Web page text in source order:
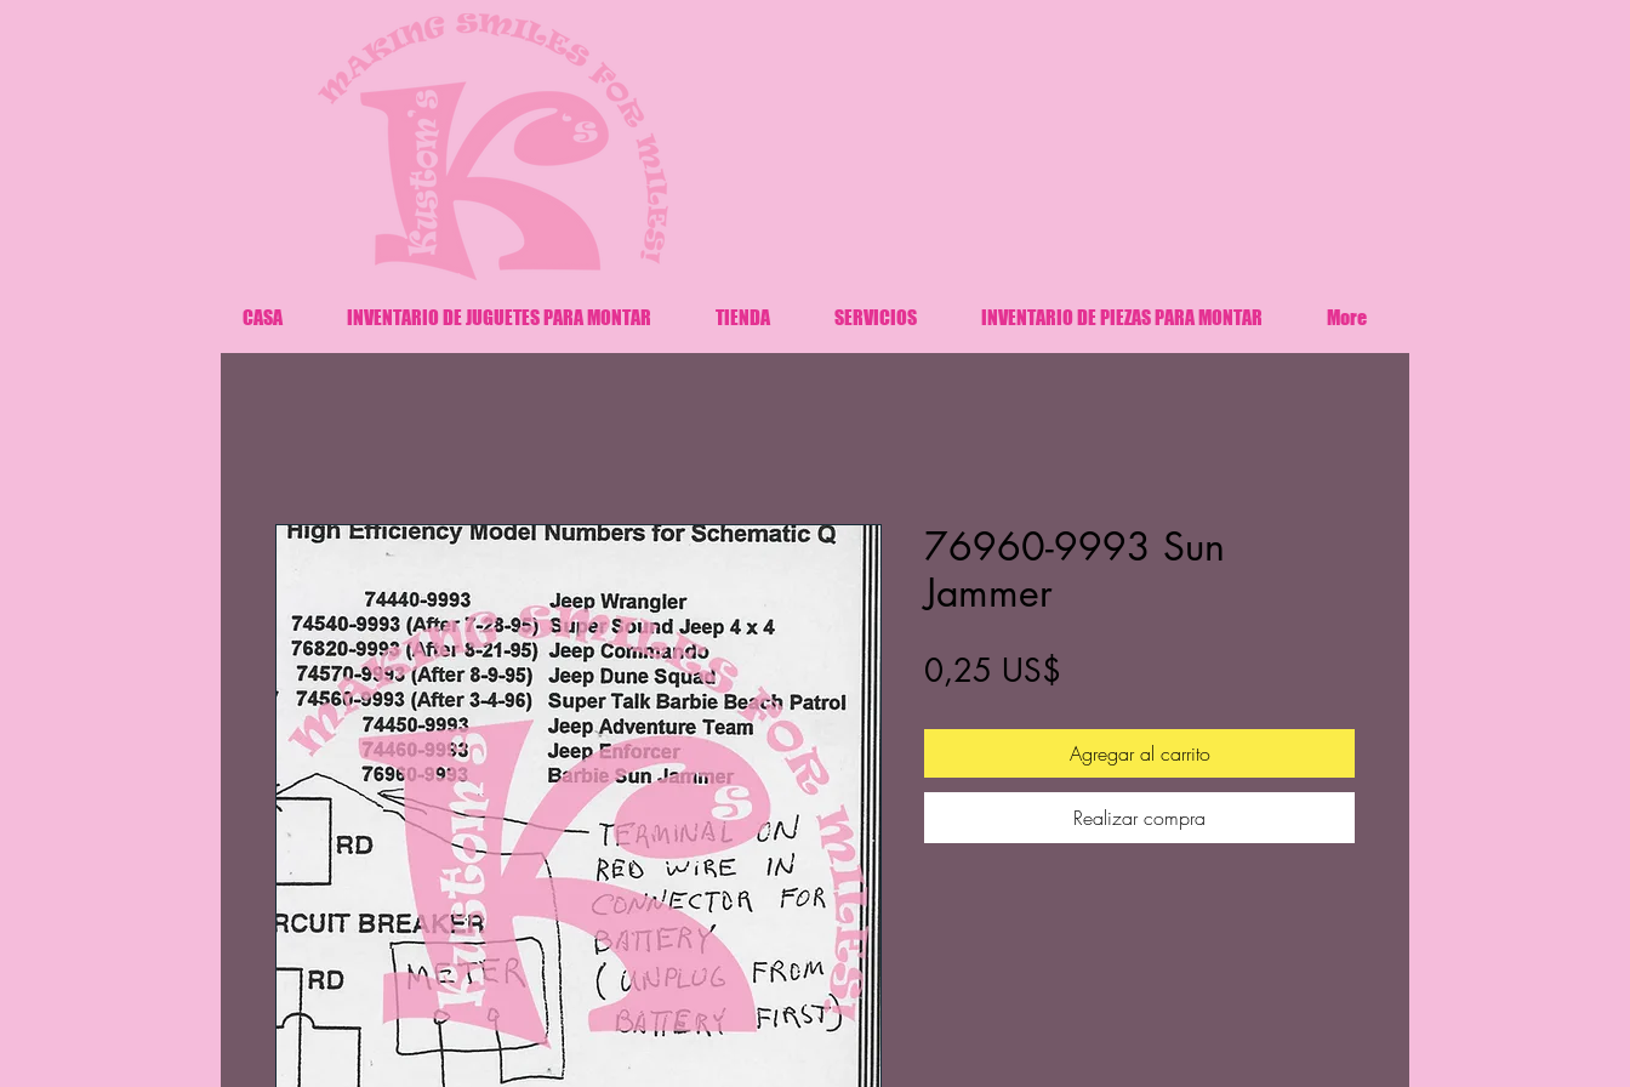
CASA INVENTARIO DE JUGUETES PARA MONTAR TIENDA SERVICIOS INVENTARIO DE PIEZAS PARA MONTAR More
76960-9993 Sun
Jammer
0,25 US$
Agregar al carrito
Realizar compra